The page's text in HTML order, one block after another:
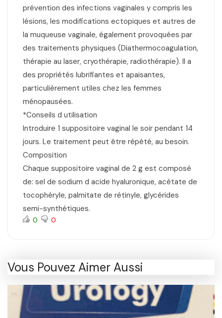
prévention des infections vaginales y compris les
lésions, les modifications ectopiques et autres de
la muqueuse vaginale, également provoquées par
des traitements physiques (Diathermocoagulation,
thérapie au laser, cryothérapie, radiothérapie). Il a
des propriétés lubrifiantes et apaisantes,
particulièrement utiles chez les femmes
ménopausées.
*Conseils d utilisation
Introduire 1 suppositoire vaginal le soir pendant 14
jours. Le traitement peut être répété, au besoin.
Composition
Chaque suppositoire vaginal de 2 g est composé
de: sel de sodium d acide hyaluronique, acétate de
tocophéryle, palmitate de rétinyle, glycérides
semi-synthétiques.
0 0
Vous Pouvez Aimer Aussi